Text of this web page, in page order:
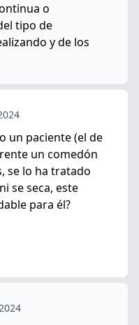
o
tipo de
y de los
un paciente (el de
un comedón
se lo ha tratado
se seca, este
para él?